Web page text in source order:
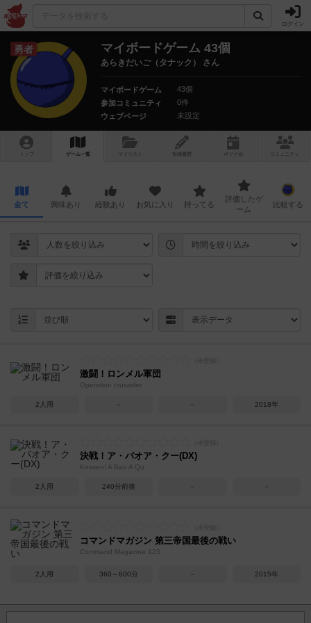
ログイン
勇者 マイボードゲーム 43個
あらきだいご（タナック） さん
マイボードゲーム
43個
参加コミュニティ
0件
ウェブページ
未設定
トップ ゲーム一覧 マイリスト 投稿履歴 ボ ドゲ コミュニティ
全て 興味あり 経験あり お気に入り 持ってる
評価したゲ
ーム
比較する
激闘！ロンメル軍団
Operation crusader
2人用 － － 2018年
決戦！ア・バオア・クー(DX)
Kessen! A Bao A Qu
2人用 240分前後 － －
コマンドマガジン 第三帝国最後の戦い
Command Magazine 123
2人用 360～600分 － 2015年